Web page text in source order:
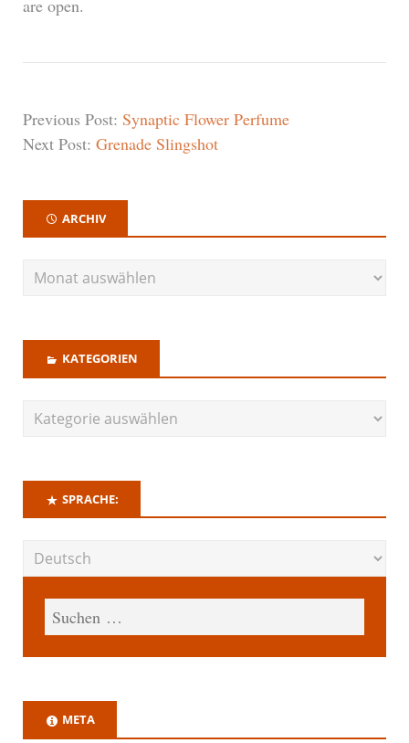
are open.
Previous Post: Synaptic Flower Perfume
Next Post: Grenade Slingshot
ARCHIV
KATEGORIEN
SPRACHE:
META